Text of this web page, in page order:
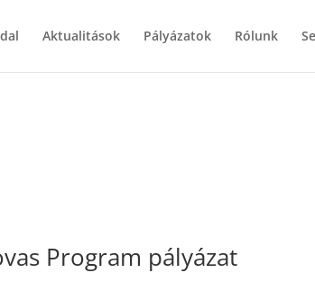
Aktualitások Pályázatok Rólunk
Program pályázat